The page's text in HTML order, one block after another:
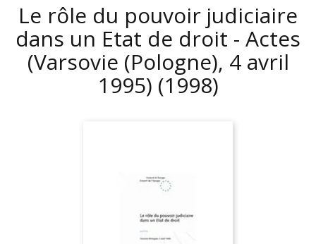
Le rôle du pouvoir judiciaire
dans un Etat de droit - Actes
(Varsovie (Pologne), 4 avril
1995) (1998)